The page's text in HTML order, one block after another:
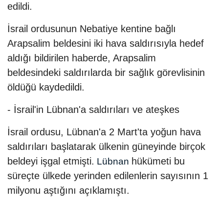
edildi.
İsrail ordusunun Nebatiye kentine bağlı
Arapsalim beldesini iki hava saldırısıyla hedef
aldığı bildirilen haberde, Arapsalim
beldesindeki saldırılarda bir sağlık görevlisinin
öldüğü kaydedildi.
- İsrail'in Lübnan'a saldırıları ve ateşkes
İsrail ordusu, Lübnan'a 2 Mart'ta yoğun hava
saldırıları başlatarak ülkenin güneyinde birçok
beldeyi işgal etmişti. Lübnan hükümeti bu
süreçte ülkede yerinden edilenlerin sayısının 1
milyonu aştığını açıklamıştı.